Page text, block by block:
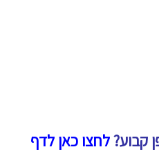
קבוע?לחצו כאן לדף